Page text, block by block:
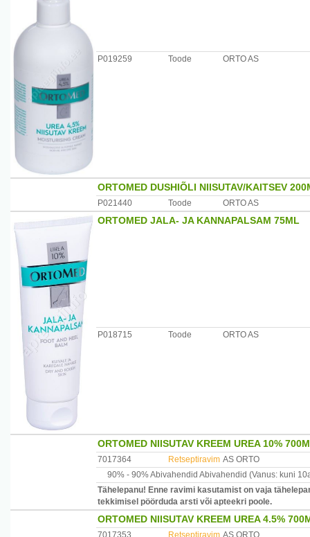
P019259 Toode ORTO AS
ORTOMED DUSHIÕLI NIISUTAV/KAITSEV
P021440 Toode ORTO AS
ORTOMED JALA- JA KANNAPALSAM 75ML
P018715 Toode ORTO AS
ORTOMED NIISUTAV KREEM UREA 10%
7017364 Retseptiravim AS ORTO
90% - 90% Abivahendid Abivahendid (Vanus: kuni
Tähelepanu! Enne ravimi kasutamist on vaja
tekkimisel pöörduda arsti või apteekri poole.
ORTOMED NIISUTAV KREEM UREA 4.5%
7017353 Retseptiravim AS ORTO